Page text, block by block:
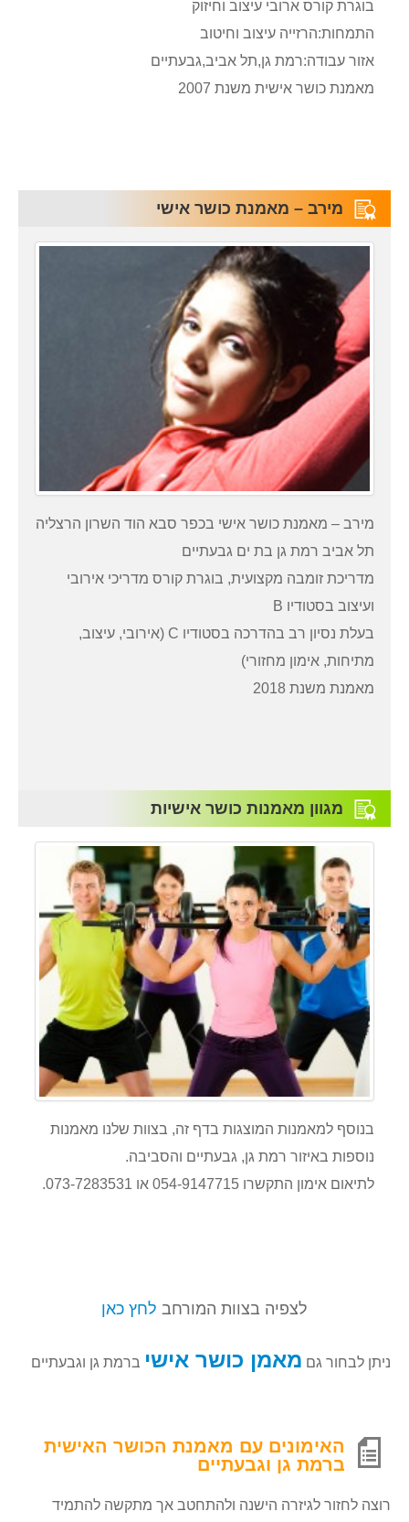
בוגרת קורס ארובי עיצוב וחיזוק
התמחות:הרזייה עיצוב וחיטוב
אזור עבודה:רמת גן,תל אביב,גבעתיים
מאמנת כושר אישית משנת 2007
מירב – מאמנת כושר אישי
מירב – מאמנת כושר אישי בכפר סבא הוד השרון הרצליה
תל אביב רמת גן בת ים גבעתיים
מדריכת זומבה מקצועית, בוגרת קורס מדריכי אירובי
ועיצוב בסטודיו B
בעלת נסיון רב בהדרכה בסטודיו C (אירובי, עיצוב,
מתיחות, אימון מחזורי)
מאמנת משנת 2018
מגוון מאמנות כושר אישיות
בנוסף למאמנות המוצגות בדף זה, בצוות שלנו מאמנות
נוספות באיזור רמת גן, גבעתיים והסביבה.
לתיאום אימון התקשרו 054-9147715 או 073-7283531.
לצפיה בצוות המורחב לחץ כאן
ניתן לבחור גם מאמן כושר אישי ברמת גן וגבעתיים
האימונים עם מאמנת הכושר האישית
ברמת גן וגבעתיים
רוצה לחזור לגיזרה הישנה ולהתחטב אך מתקשה להתמיד